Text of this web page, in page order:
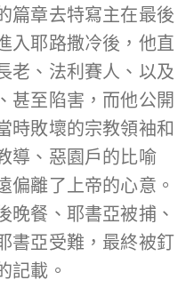
篇章去特寫主在最後
入耶路撒冷後，他直
老、法利賽人、以及
甚至陷害，而他公開
時敗壞的宗教領袖和
導、惡園戶的比喻
偏離了上帝的心意。
晚餐、耶書亞被捕、
書亞受難，最終被釘
記載。